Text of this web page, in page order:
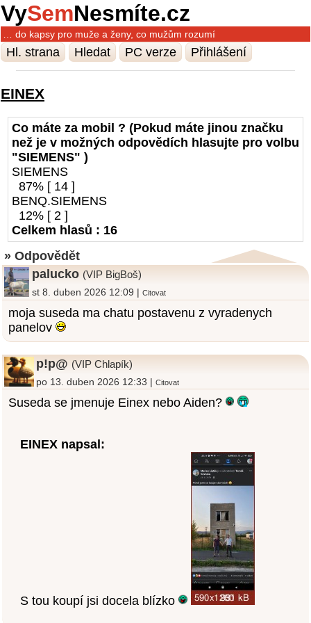
VySemNesmíte.cz
… do kapsy pro muže a ženy, co mužům rozumí
Hl. strana Hledat PC verze Přihlášení
EINEX
Co máte za mobil ? (Pokud máte jinou značku
než je v možných odpovědích hlasujte pro volbu
"SIEMENS" )
SIEMENS
87% [ 14 ]
BENQ.SIEMENS
12% [ 2 ]
Celkem hlasů : 16
» Odpovědět
palucko (VIP BigBoš)
st 8. duben 2026 12:09 | Citovat
moja suseda ma chatu postavenu z vyradenych
panelov
p!p@ (VIP Chlapík)
po 13. duben 2026 12:33 |Citovat
Suseda se jmenuje Einex nebo Aiden?
EINEX napsal:
S tou koupí jsi docela blízko